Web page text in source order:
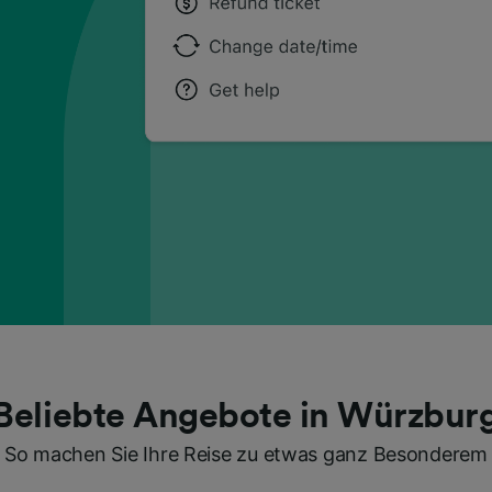
Beliebte Angebote in
So machen Sie Ihre Reise zu etwas ganz Besonderem